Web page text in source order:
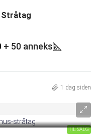
Stråtag
+ 50 anneks
1 dag siden
TIL SALG